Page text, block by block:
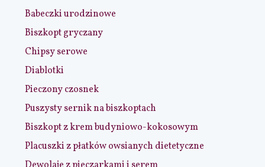
Babeczki urodzinowe
Biszkopt gryczany
Chipsy serowe
Diablotki
Pieczony czosnek
Puszysty sernik na biszkoptach
Biszkopt z krem budyniowo-kokosowym
Placuszki z płatków owsianych dietetyczne